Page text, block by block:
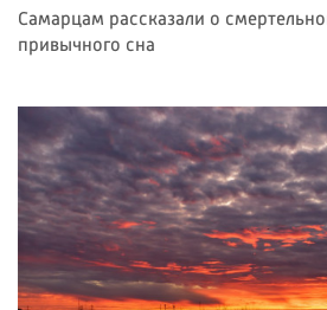
Самарцам рассказали о
привычного сна